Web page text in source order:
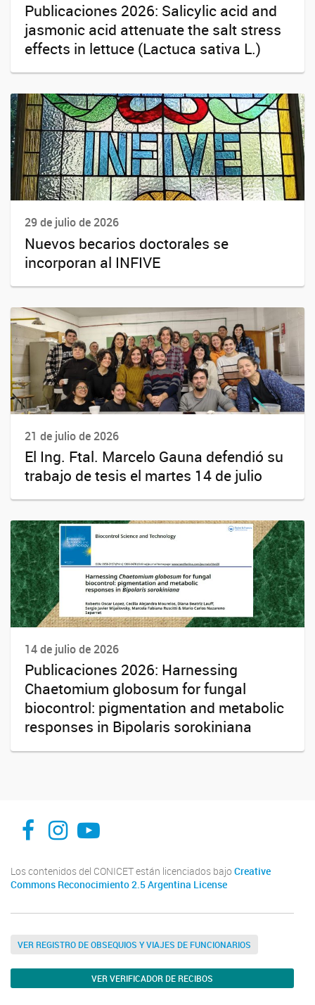
Publicaciones 2026: Salicylic acid and
jasmonic acid attenuate the salt stress
effects in lettuce (Lactuca sativa L.)
29 de julio de 2026
Nuevos becarios doctorales se
incorporan al INFIVE
21 de julio de 2026
El Ing. Ftal. Marcelo Gauna defendió su
trabajo de tesis el martes 14 de julio
14 de julio de 2026
Publicaciones 2026: Harnessing
Chaetomium globosum for fungal
biocontrol: pigmentation and metabolic
responses in Bipolaris sorokiniana
INFIVE La Plata Instituto de Fisiología Vegetal, La Plata
Los contenidos del CONICET están licenciados bajo Creative
Commons Reconocimiento 2.5 Argentina License
VER REGISTRO DE OBSEQUIOS Y VIAJES DE FUNCIONARIOS
VER VERIFICADOR DE RECIBOS